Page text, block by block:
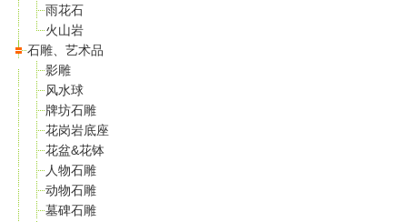
雨花石
火山岩
石雕、艺术品
影雕
风水球
牌坊石雕
花岗岩底座
花盆&花钵
人物石雕
动物石雕
墓碑石雕